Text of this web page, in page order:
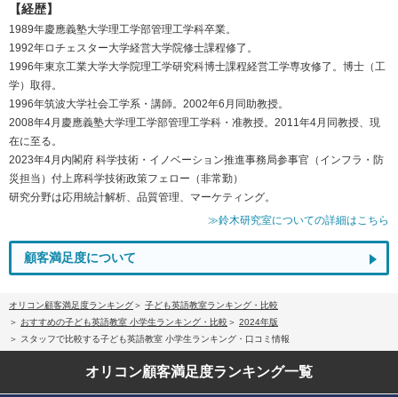
【経歴】
1989年慶應義塾大学理工学部管理工学科卒業。
1992年ロチェスター大学経営大学院修士課程修了。
1996年東京工業大学大学院理工学研究科博士課程経営工学専攻修了。博士（工
学）取得。
1996年筑波大学社会工学系・講師。2002年6月同助教授。
2008年4月慶應義塾大学理工学部管理工学科・准教授。2011年4月同教授、現
在に至る。
2023年4月内閣府 科学技術・イノベーション推進事務局参事官（インフラ・防
災担当）付上席科学技術政策フェロー（非常勤）
研究分野は応用統計解析、品質管理、マーケティング。
≫鈴木研究室についての詳細はこちら
顧客満足度について
オリコン顧客満足度ランキング
子ども英語教室ランキング・比較
おすすめの子ども英語教室 小学生ランキング・比較
2024年版
スタッフで比較する子ども英語教室 小学生ランキング・口コミ情報
オリコン顧客満足度ランキング一覧